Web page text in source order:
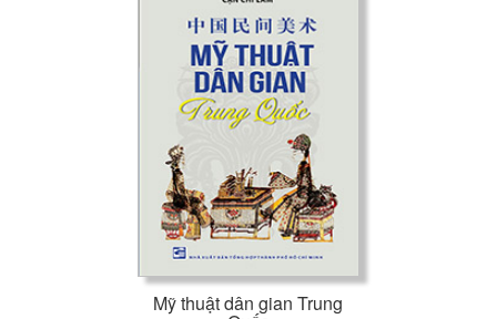
Mỹ thuật dân gian Trung